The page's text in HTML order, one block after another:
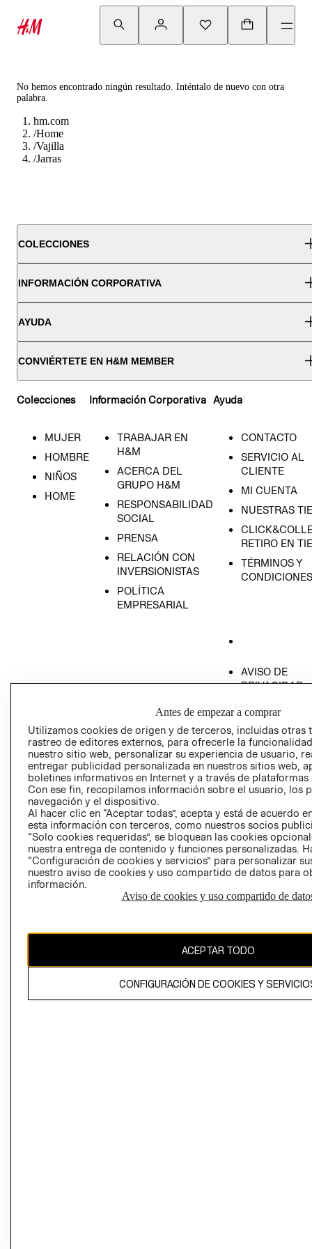
No hemos encontrado ningún resultado. Inténtalo de nuevo con otra
palabra.
hm.com
/Home
/Vajilla
/Jarras
COLECCIONES
INFORMACIÓN CORPORATIVA
AYUDA
CONVIÉRTETE EN H&M MEMBER
Colecciones
MUJER
HOMBRE
NIÑOS
HOME
Información Corporativa
TRABAJAR EN
H&M
ACERCA DEL
GRUPO H&M
RESPONSABILIDAD
SOCIAL
PRENSA
RELACIÓN CON
INVERSIONISTAS
POLÍTICA
EMPRESARIAL
Ayuda
CONTACTO
SERVICIO AL
CLIENTE
MI CUENTA
NUESTRAS
RETIRO EN
TÉRMINOS Y
CONDICIONES
AVISO DE
PRIVACIDAD
AVISO DE
Perú (S/)
CAMBIAR REGIÓN
Antes de empezar a comprar
Utilizamos cookies de origen y de terceros, incluidas otras
rastreo de editores externos, para ofrecerle la
nuestro sitio web, personalizar su experiencia de usuario,
entregar publicidad personalizada en nuestros sitios web,
boletines informativos en Internet y a través de plataformas
Con ese fin, recopilamos información sobre el usuario, los
navegación y el dispositivo.
Al hacer clic en “Aceptar todas”, acepta y está de acuerdo
esta información con terceros, como nuestros socios
“Solo cookies requeridas”, se bloquean las cookies
nuestra entrega de contenido y funciones personalizadas.
“Configuración de cookies y servicios” para personalizar
nuestro aviso de cookies y uso compartido de datos para
información.
Aviso de cookies y uso compartido de
ACEPTAR TODO
CONFIGURACIÓN DE COOKIES Y